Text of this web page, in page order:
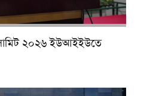
২০২৬ ইউআইইউতে